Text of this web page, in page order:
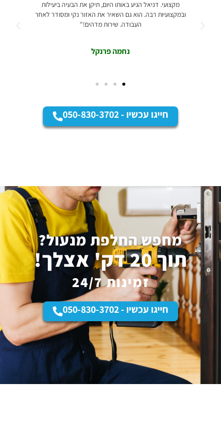
מקצועי. דניאל הגיע באותו היום, תיקן את הבעיה ביעילות
ובמקצועיות רבה. הוא גם השאיר את האזור נקי ומסודר לאחר
העבודה. שירות מדהים!"
נחמה פרנקל
ההתקנה
חייגו עכשיו - 050-830-3702
מחפש החלפת מנעול?
תוך 20 דק' אצלך!
זמינות 24/7
חייגו עכשיו - 050-830-3702